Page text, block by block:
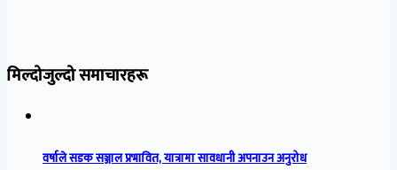
मिल्दोजुल्दो समाचारहरू
वर्षाले सडक सञ्जाल प्रभावित, यात्रामा सावधानी अपनाउन अनुरोध